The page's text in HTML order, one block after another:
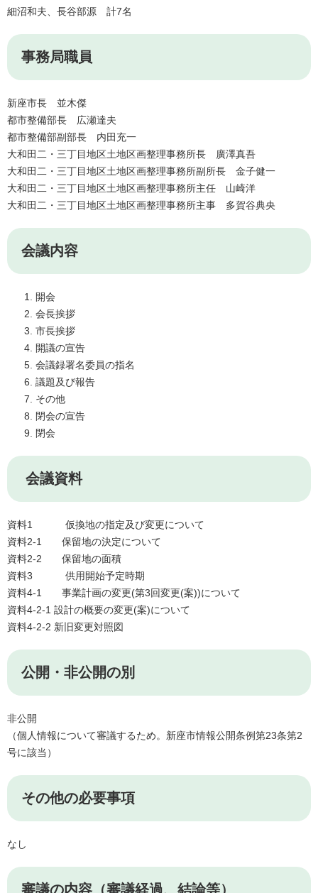
細沼和夫、長谷部源 計7名
事務局職員
新座市長 並木傑
都市整備部長 広瀬達夫
都市整備部副部長 内田充一
大和田二・三丁目地区土地区画整理事務所長 廣澤真吾
大和田二・三丁目地区土地区画整理事務所副所長 金子健一
大和田二・三丁目地区土地区画整理事務所主任 山崎洋
大和田二・三丁目地区土地区画整理事務所主事 多賀谷典央
会議内容
開会
会長挨拶
市長挨拶
開議の宣告
会議録署名委員の指名
議題及び報告
その他
閉会の宣告
閉会
会議資料
資料1 仮換地の指定及び変更について
資料2-1 保留地の決定について
資料2-2 保留地の面積
資料3 供用開始予定時期
資料4-1 事業計画の変更(第3回変更(案))について
資料4-2-1 設計の概要の変更(案)について
資料4-2-2 新旧変更対照図
公開・非公開の別
非公開
（個人情報について審議するため。新座市情報公開条例第23条第2
号に該当）
その他の必要事項
なし
審議の内容（審議経過、結論等）